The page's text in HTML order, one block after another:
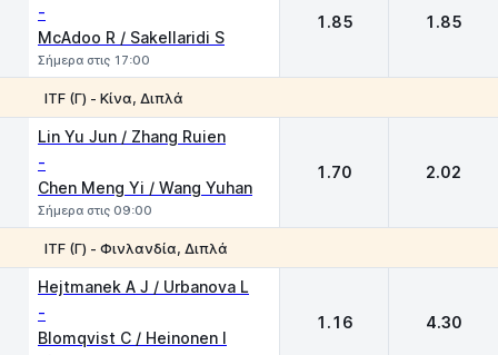
-
McAdoo R / Sakellaridi S
Σήμερα στις 17:00
1.85 1.85
ITF (Γ) - Κίνα, Διπλά
Lin Yu Jun / Zhang Ruien
-
Chen Meng Yi / Wang Yuhan
Σήμερα στις 09:00
1.70 2.02
ITF (Γ) - Φινλανδία, Διπλά
Hejtmanek A J / Urbanova L
-
Blomqvist C / Heinonen I
1.16 4.30